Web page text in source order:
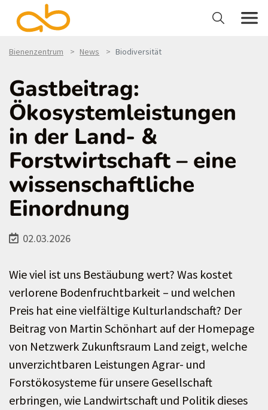
Bienenzentrum News Biodiversität
Gastbeitrag:
Ökosystemleistungen
in der Land- &
Forstwirtschaft – eine
wissenschaftliche
Einordnung
02.03.2026
Wie viel ist uns Bestäubung wert? Was kostet
verlorene Bodenfruchtbarkeit – und welchen
Preis hat eine vielfältige Kulturlandschaft? Der
Beitrag von Martin Schönhart auf der Homepage
von Netzwerk Zukunftsraum Land zeigt, welche
unverzichtbaren Leistungen Agrar- und
Forstökosysteme für unsere Gesellschaft
erbringen, wie Landwirtschaft und Politik dieses